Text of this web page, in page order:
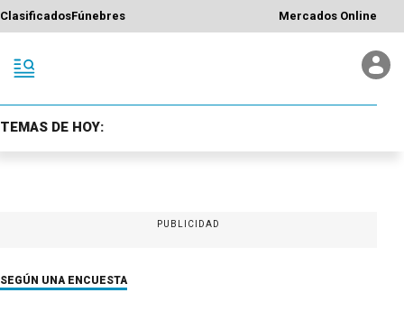
ClasificadosFúnebres Mercados Online
TEMAS DE HOY:
PUBLICIDAD
SEGÚN UNA ENCUESTA